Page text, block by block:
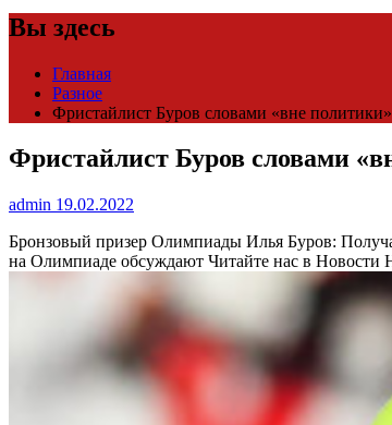
Вы здесь
Главная
Разное
Фристайлист Буров словами «вне
Фристайлист Буров словами
admin 19.02.2022
Бронзовый призер Олимпиады Илья Буров:
на Олимпиаде обсуждают Читайте нас в Новости